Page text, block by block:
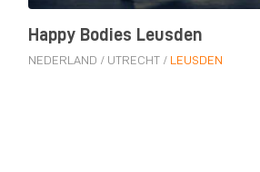
Happy Bodies Leusden
NEDERLAND / UTRECHT / LEUSDEN